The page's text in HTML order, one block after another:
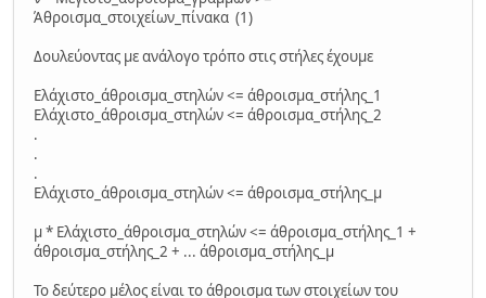
Άθροισμα_στοιχείων_πίνακα (1)
Δουλεύοντας με ανάλογο τρόπο στις στήλες έχουμε
Ελάχιστο_άθροισμα_στηλών <= άθροισμα_στήλης_1
Ελάχιστο_άθροισμα_στηλών <= άθροισμα_στήλης_2
.
.
.
Ελάχιστο_άθροισμα_στηλών <= άθροισμα_στήλης_μ
μ * Ελάχιστο_άθροισμα_στηλών <= άθροισμα_στήλης_1 +
άθροισμα_στήλης_2 + ... άθροισμα_στήλης_μ
Το δεύτερο μέλος είναι το άθροισμα των στοιχείων του